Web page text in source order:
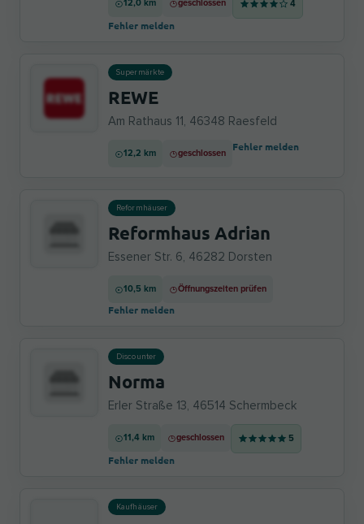
12,0 km geschlossen 4
Fehler melden
Supermärkte
REWE
Am Rathaus 11, 46348 Raesfeld
12,2 km geschlossen
Fehler melden
Reformhäuser
Reformhaus Adrian
Essener Str. 6, 46282 Dorsten
10,5 km Öffnungszeiten prüfen
Fehler melden
Discounter
Norma
Erler Straße 13, 46514 Schermbeck
11,4 km geschlossen 5
Fehler melden
Kaufhäuser